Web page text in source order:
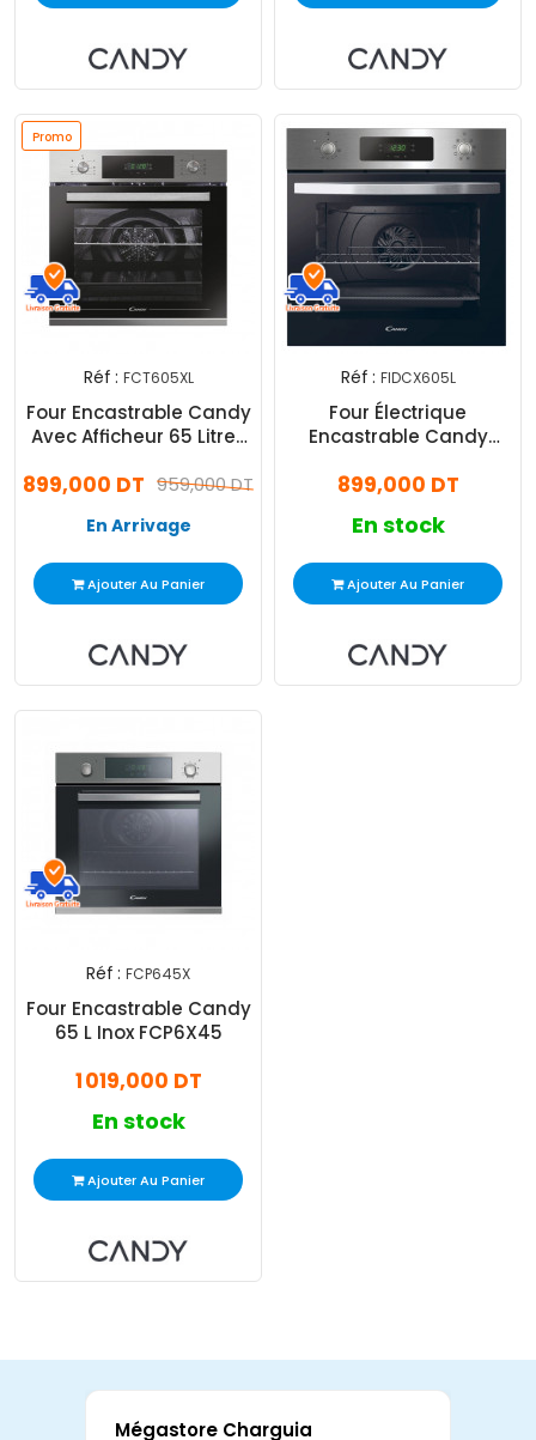
Promo
Réf : FCT605XL
Four Encastrable Candy
Avec Afficheur 65 Litres
959,000 DT
899,000 DT
En Arrivage
Ajouter Au Panier
Réf : FIDCX605L
Four Électrique
Encastrable Candy
899,000 DT
En stock
Ajouter Au Panier
Réf : FCP645X
Four Encastrable Candy
65 L Inox FCP6X45
1 019,000 DT
En stock
Ajouter Au Panier
Mégastore Charguia